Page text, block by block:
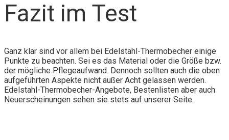
Fazit im Test
Ganz klar sind vor allem bei Edelstahl-Thermobecher einige
Punkte zu beachten. Sei es das Material oder die Größe bzw.
der mögliche Pflegeaufwand. Dennoch sollten auch die oben
aufgeführten Aspekte nicht außer Acht gelassen werden.
Edelstahl-Thermobecher-Angebote, Bestenlisten aber auch
Neuerscheinungen sehen sie stets auf unserer Seite.